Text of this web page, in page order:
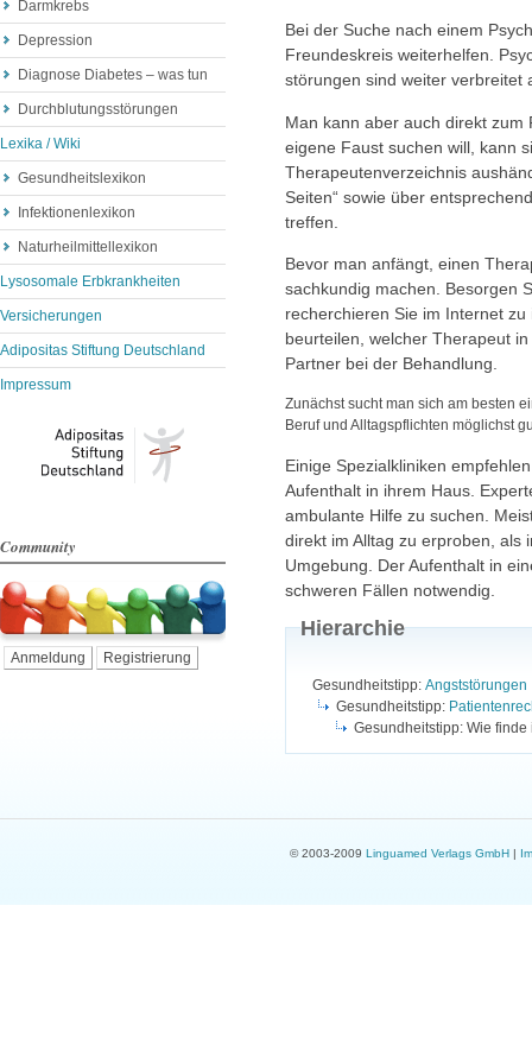
Darmkrebs
Depression
Diagnose Diabetes – was tun
Durchblutungsstörungen
Lexika / Wiki
Gesundheitslexikon
Infektionenlexikon
Naturheilmittellexikon
Lysosomale Erbkrankheiten
Versicherungen
Adipositas Stiftung Deutschland
Impressum
Community
Anmeldung Registrierung
Bei der Suche nach einem
Freundeskreis weiterhelfen.
störungen sind weiter verbreitet
Man kann aber auch direkt
eigene Faust suchen will, kann
Therapeutenverzeichnis
Seiten“ sowie über
treffen.
Bevor man anfängt, einen
sachkundig machen. Besorgen
recherchieren Sie im Internet
beurteilen, welcher Therapeut
Partner bei der Behandlung.
Zunächst sucht man sich am besten
Beruf und Alltagspflichten möglichst
Einige Spezialkliniken
Aufenthalt in ihrem Haus.
ambulante Hilfe zu suchen.
direkt im Alltag zu erproben, als
Umgebung. Der Aufenthalt in
schweren Fällen notwendig.
Hierarchie
Gesundheitstipp: Angststörungen
Gesundheitstipp:
Gesundheitstipp: Wie
© 2003-2009 Linguamed Verlags GmbH|